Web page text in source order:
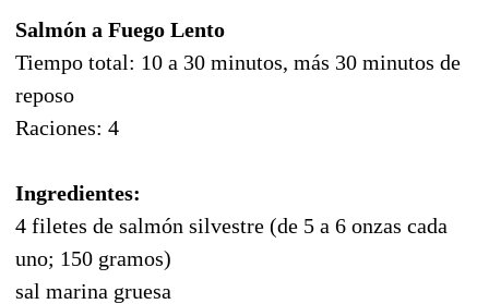
Salmón a Fuego Lento
Tiempo total: 10 a 30 minutos, más 30 minutos de
reposo
Raciones: 4
Ingredientes:
4 filetes de salmón silvestre (de 5 a 6 onzas cada
uno; 150 gramos)
sal marina gruesa